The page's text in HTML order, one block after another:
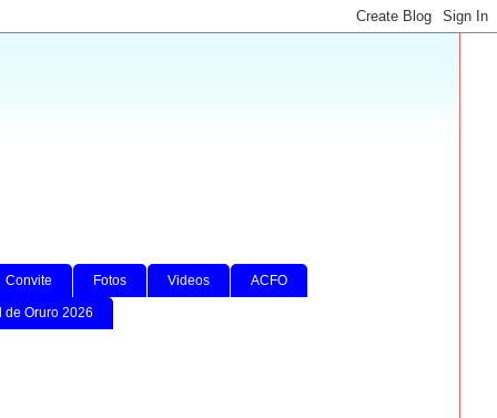
Convite Fotos Videos ACFO
de Oruro 2026